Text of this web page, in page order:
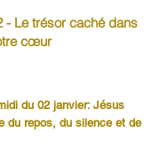
- Le trésor caché dans
cœur
du 02 janvier: Jésus
du repos, du silence et de